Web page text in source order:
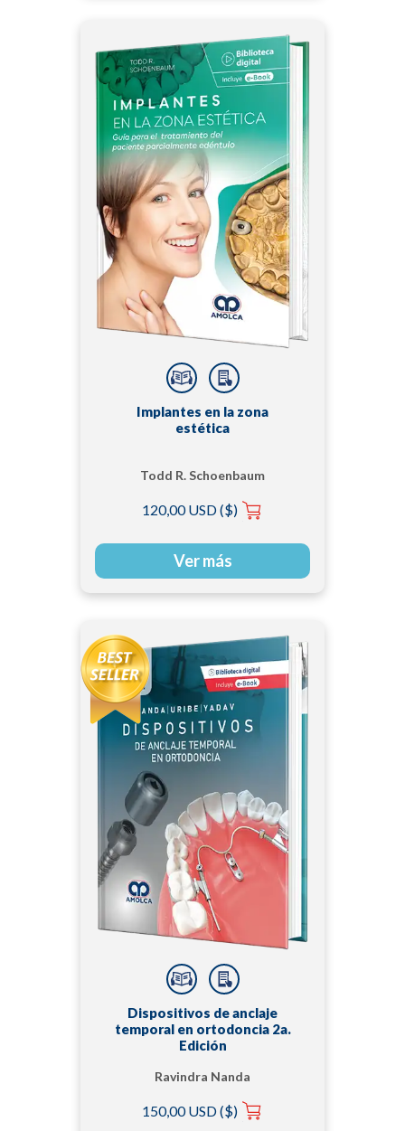
Implantes en la zona
estética
Todd R. Schoenbaum
120,00 USD ($)
Ver más
Dispositivos de anclaje
temporal en ortodoncia 2a.
Edición
Ravindra Nanda
150,00 USD ($)